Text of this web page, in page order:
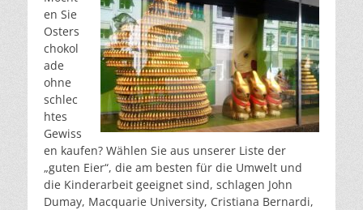
en Sie
Osters
chokol
ade
ohne
schlec
htes
Gewiss
en kaufen? Wählen Sie aus unserer Liste der
„guten Eier“, die am besten für die Umwelt und
die Kinderarbeit geeignet sind, schlagen John
Dumay, Macquarie University, Cristiana Bernardi,